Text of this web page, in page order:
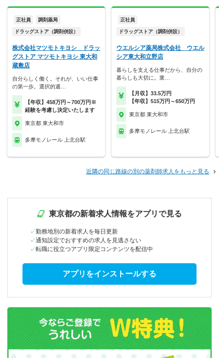
正社員 調剤薬局
ドラッグストア（調剤併設）
株式会社マツモトキヨシ ドラッ
グストア マツモトキヨシ 東大和
蔵敷店
自分らしく働く。それが、いい仕事
の第一歩。選択的週…
【年収】458万円～700万円※
経験を考慮し決定いたします
東京都 東大和市
多摩モノレール 上北台駅
正社員
ドラッグストア（調剤併設）
ウエルシア薬局株式会社 ウエル
シア東大和立野店
暮らしを支える仕事だから、自分の
暮らしも大切に。業…
【月収】33.5万円
【年収】515万円～650万円
東京都 東大和市
多摩モノレール 上北台駅
近隣の同じ路線の別の薬剤師求人をもっと見る
東京都の新着求人情報をアプリで見る
勤務地別の新着求人を毎日更新
通知設定でおすすめの求人を見逃さない
転職に役立つアプリ限定コンテンツを配信中
アプリをインストールする